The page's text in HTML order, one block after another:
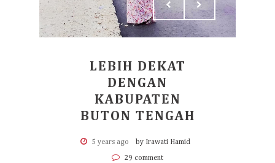
LEBIH DEKAT
DENGAN
KABUPATEN
BUTON TENGAH
5 years ago by Irawati Hamid
29 comment